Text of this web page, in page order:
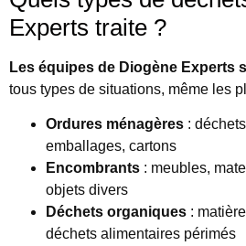
Experts traite ?
Les équipes de Diogène Experts
tous types de situations, même les
Ordures ménagères :
emballages, cartons
Encombrants : meubles,
objets divers
Déchets organiques :
déchets alimentaires périmés